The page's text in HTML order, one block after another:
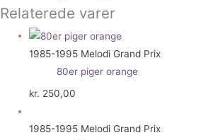
Relaterede varer
1985-1995 Melodi Grand Prix
80er piger orange
kr. 250,00
1985-1995 Melodi Grand Prix